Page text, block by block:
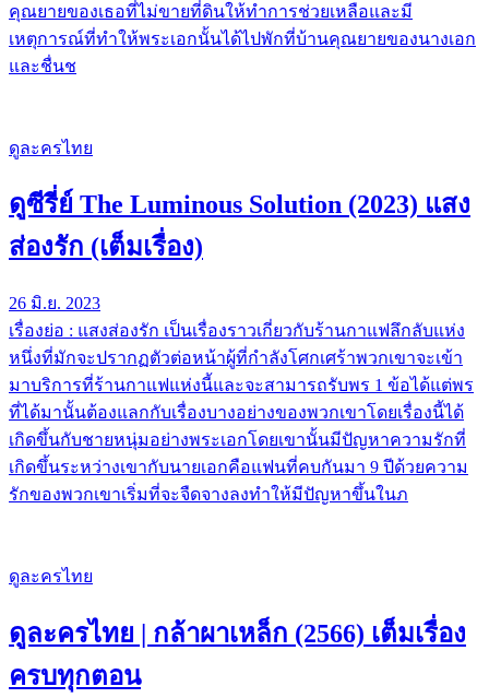
คุณยายของเธอที่ไม่ขายที่ดินให้ทำการช่วยเหลือและมี
เหตุการณ์ที่ทำให้พระเอกนั้นได้ไปพักที่บ้านคุณยายของนางเอก
และชื่นช
ดูละครไทย
ดูซีรี่ย์ The Luminous Solution (2023) แสง
ส่องรัก (เต็มเรื่อง)
26 มิ.ย. 2023
เรื่องย่อ : แสงส่องรัก เป็นเรื่องราวเกี่ยวกับร้านกาแฟลึกลับแห่ง
หนึ่งที่มักจะปรากฏตัวต่อหน้าผู้ที่กำลังโศกเศร้าพวกเขาจะเข้า
มาบริการที่ร้านกาแฟแห่งนี้และจะสามารถรับพร 1 ข้อได้แต่พร
ที่ได้มานั้นต้องแลกกับเรื่องบางอย่างของพวกเขาโดยเรื่องนี้ได้
เกิดขึ้นกับชายหนุ่มอย่างพระเอกโดยเขานั้นมีปัญหาความรักที่
เกิดขึ้นระหว่างเขากับนายเอกคือแฟนที่คบกันมา 9 ปีด้วยความ
รักของพวกเขาเริ่มที่จะจืดจางลงทำให้มีปัญหาขึ้นในภ
ดูละครไทย
ดูละครไทย | กล้าผาเหล็ก (2566) เต็มเรื่อง
ครบทุกตอน